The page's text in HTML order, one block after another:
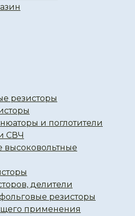
резисторы
и поглотители
СВЧ
делители
резисторы
применения